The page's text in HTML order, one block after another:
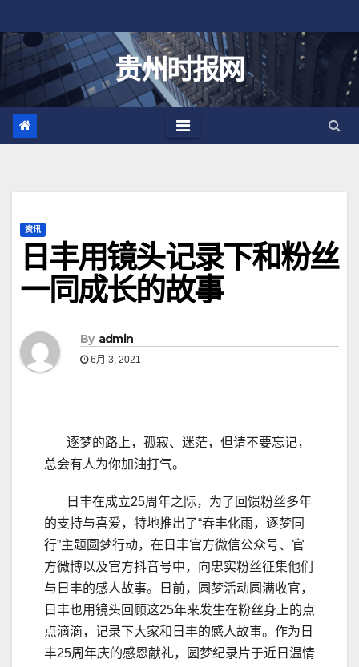
至
贵州时报网
资讯
日丰用镜头记录下和粉丝
一同成长的故事
By admin
6月 3, 2021
逐梦的路上，孤寂、迷茫，但请不要忘记，
总会有人为你加油打气。
日丰在成立25周年之际，为了回馈粉丝多年
的支持与喜爱，特地推出了“春丰化雨，逐梦同
行”主题圆梦行动，在日丰官方微信公众号、官
方微博以及官方抖音号中，向忠实粉丝征集他们
与日丰的感人故事。日前，圆梦活动圆满收官，
日丰也用镜头回顾这25年来发生在粉丝身上的点
点滴滴，记录下大家和日丰的感人故事。作为日
丰25周年庆的感恩献礼，圆梦纪录片于近日温情